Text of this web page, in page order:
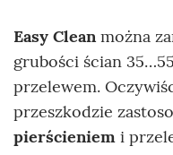
Easy Cleanmożna
grubości ścian
przelewem.
przeszkodzie
pierścieniem i